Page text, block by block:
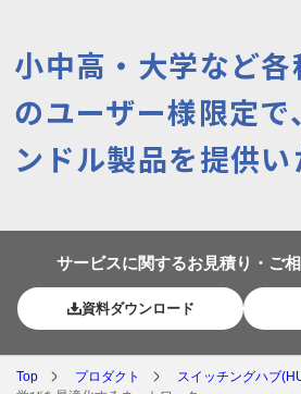
小中高・大学など各
のユーザー様限定で、
ンドル製品を提供い
サービスに関するお見積り・ご
資料ダウンロード
Top プロダクト
スイッチングハブ